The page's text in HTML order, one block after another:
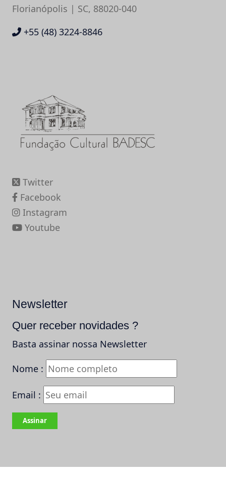
Florianópolis | SC, 88020-040
+55 (48) 3224-8846
Twitter
Facebook
Instagram
Youtube
Newsletter
Quer receber novidades ?
Basta assinar nossa Newsletter
Nome :
Email :